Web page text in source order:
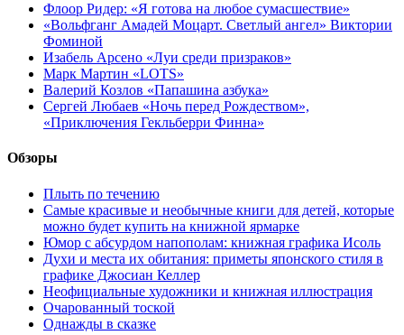
Флоор Ридер: «Я готова на любое сумасшествие»
«Вольфганг Амадей Моцарт. Светлый ангел» Виктории
Фоминой
Изабель Арсено «Луи среди призраков»
Марк Мартин «LOTS»
Валерий Козлов «Папашина азбука»
Сергей Любаев «Ночь перед Рождеством»,
«Приключения Гекльберри Финна»
Обзоры
Плыть по течению
Самые красивые и необычные книги для детей, которые
можно будет купить на книжной ярмарке
Юмор с абсурдом напополам: книжная графика Исоль
Духи и места их обитания: приметы японского стиля в
графике Джосиан Келлер
Неофициальные художники и книжная иллюстрация
Очарованный тоской
Однажды в сказке